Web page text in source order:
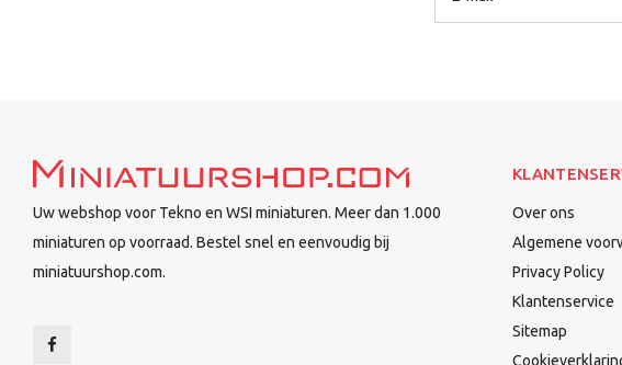
Uw webshop voor Tekno en WSI miniaturen. Meer dan 1.000
miniaturen op voorraad. Bestel snel en eenvoudig bij
miniatuurshop.com.
Over ons
Algemene
Privacy Policy
Klantenservice
Sitemap